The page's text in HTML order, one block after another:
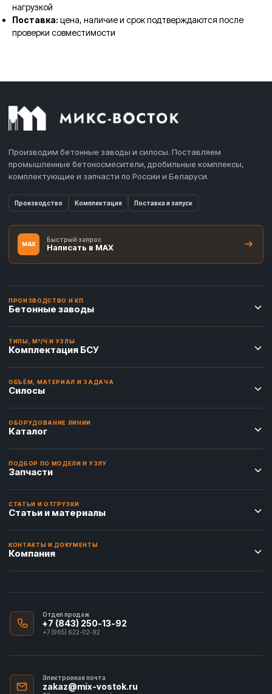
нагрузкой
Поставка: цена, наличие и срок подтверждаются после
проверки совместимости
Производим бетонные заводы и силосы. Поставляем
промышленные бетоносмесители, дробильные комплексы,
комплектующие и запчасти по России и Беларуси.
Производство Комплектация Поставка и запуск
MAX
Быстрый запрос
Написать в MAX
ПРОИЗВОДСТВО И КП
Бетонные заводы
ТИПЫ, М³/Ч И УЗЛЫ
Комплектация БСУ
ОБЪЁМ, МАТЕРИАЛ И ЗАДАЧА
Силосы
ОБОРУДОВАНИЕ ЛИНИИ
Каталог
ПОДБОР ПО МОДЕЛИ И УЗЛУ
Запчасти
СТАТЬИ И ОТГРУЗКИ
Статьи и материалы
КОНТАКТЫ И ДОКУМЕНТЫ
Компания
Отдел продаж
+7 (843) 250-13-92
+7 (965) 622-02-92
Электронная почта
zakaz@mix-vostok.ru